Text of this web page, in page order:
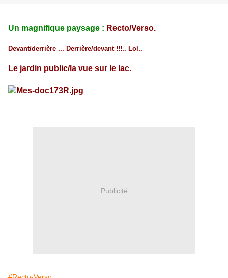
Un magnifique paysage : Recto/Verso.
Devant/derrière ... Derrière/devant !!!.. Lol..
Le jardin public/la vue sur le lac.
Publicité